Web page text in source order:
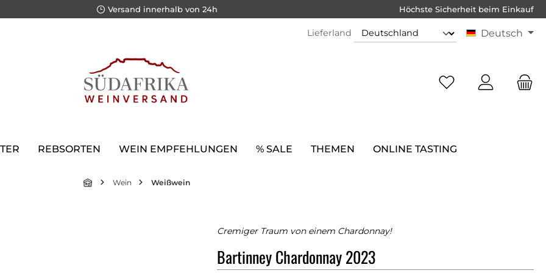
Versand innerhalb von 24h Höchste Sicherheit beim Einkauf
Lieferland Deutsch
REBSORTEN WEIN EMPFEHLUNGEN % SALE THEMEN ONLINE TASTING
Wein Weißwein
Cremiger Traum von einem Chardonnay!
Bartinney Chardonnay 2023